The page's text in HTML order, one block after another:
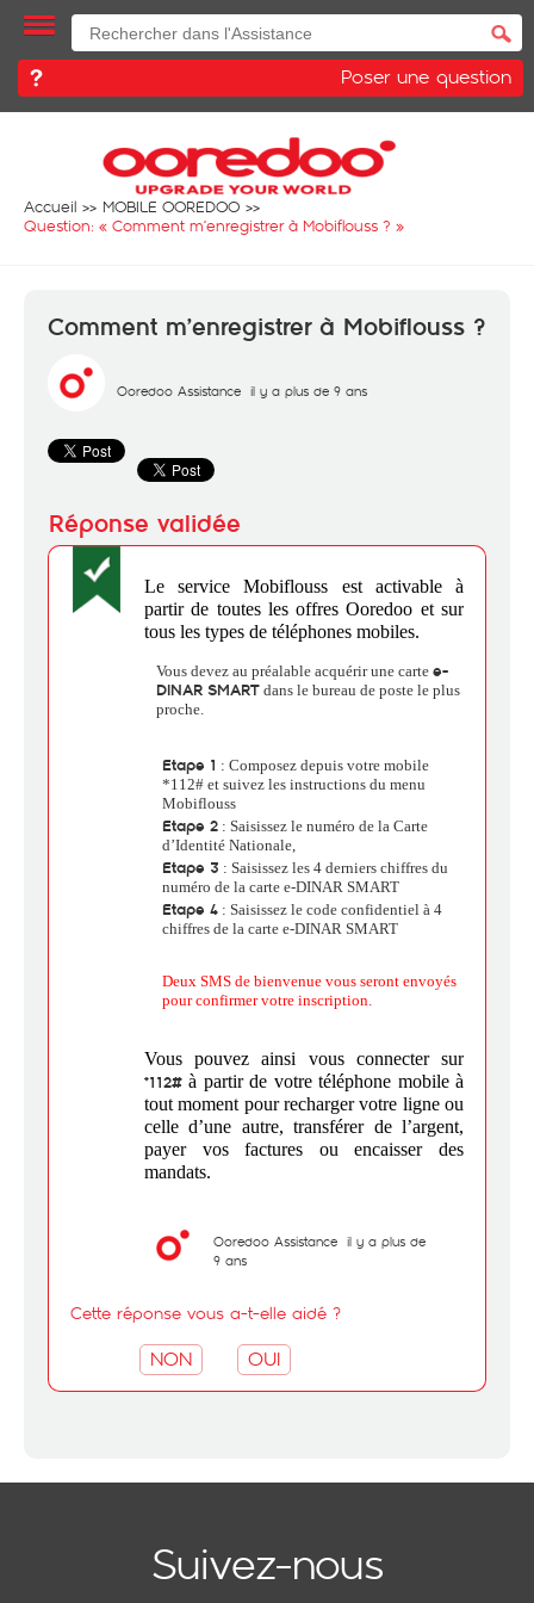
Poser une question
Accueil
MOBILE OOREDOO
Question: « Comment m’enregistrer à Mobiflouss ? »
Comment m’enregistrer à Mobiflouss ?
Ooredoo Assistance il y a plus de 9 ans
Le service Mobiflouss est activable à
partir de toutes les offres Ooredoo et sur
tous les types de téléphones mobiles.
Vous devez au préalable acquérir une carte e-
DINAR SMART dans le bureau de poste le plus
proche.
Etape 1 : Composez depuis votre mobile
*112# et suivez les instructions du menu
Mobiflouss
Etape 2 : Saisissez le numéro de la Carte
d’Identité Nationale,
Etape 3 : Saisissez les 4 derniers chiffres du
numéro de la carte e-DINAR SMART
Etape 4 : Saisissez le code confidentiel à 4
chiffres de la carte e-DINAR SMART
Deux SMS de bienvenue vous seront envoyés
pour confirmer votre inscription.
Vous pouvez ainsi vous connecter sur
*112# à partir de votre téléphone mobile à
tout moment pour recharger votre ligne ou
celle d’une autre, transférer de l’argent,
payer vos factures ou encaisser des
mandats.
Ooredoo Assistance il y a plus de
9 ans
Cette réponse vous a-t-elle aidé ?
NON OUI
Suivez-nous